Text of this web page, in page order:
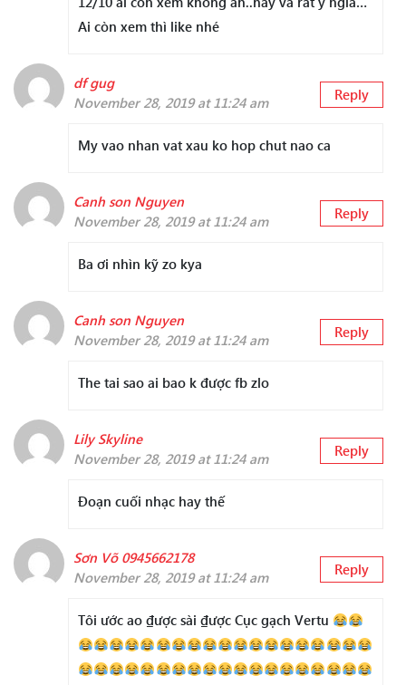
Ai còn xem thì like nhé
df gug
November 28, 2019 at 11:24 am
Reply
My vao nhan vat xau ko hop chut nao ca
Canh son Nguyen
November 28, 2019 at 11:24 am
Reply
Ba ơi nhìn kỹ zo kya
Canh son Nguyen
November 28, 2019 at 11:24 am
Reply
The tai sao ai bao k được fb zlo
Lily Skyline
November 28, 2019 at 11:24 am
Reply
Đoạn cuối nhạc hay thế
Sơn Võ 0945662178
November 28, 2019 at 11:24 am
Reply
Tôi ước ao ₫ược sài ₫ược Cục gạch Vertu